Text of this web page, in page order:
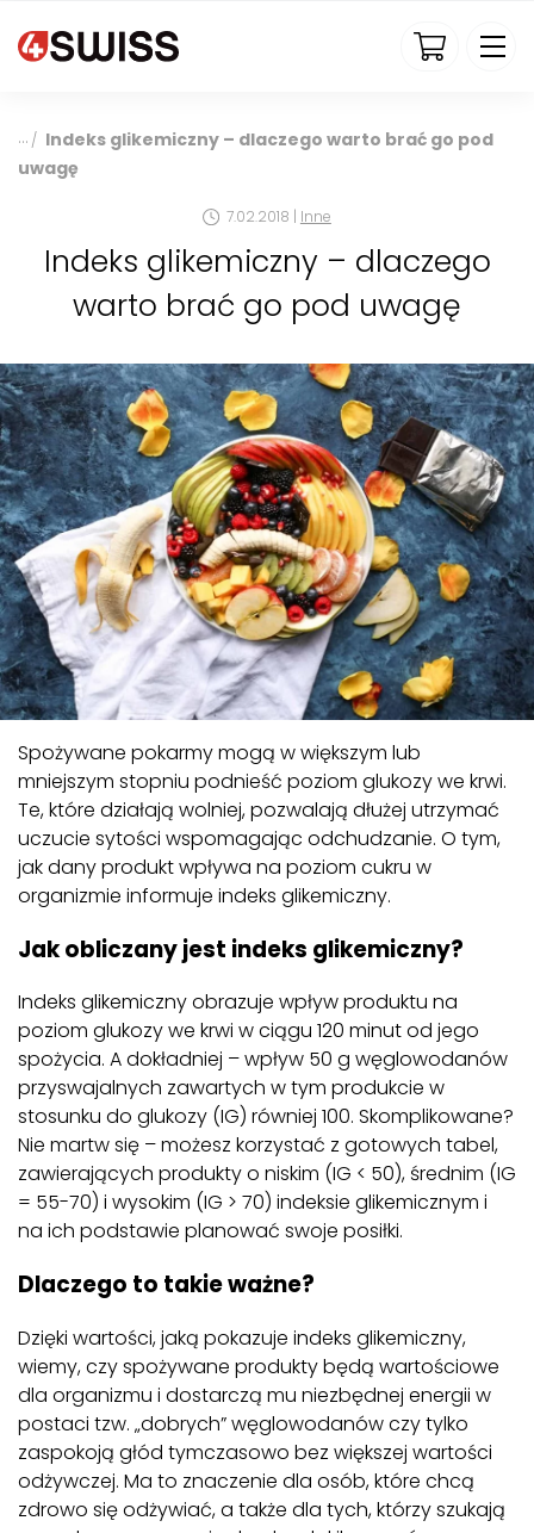
4swiss.pl
/ Indeks glikemiczny – dlaczego warto brać go pod
uwagę
7.02.2018 | Inne
Indeks glikemiczny – dlaczego
warto brać go pod uwagę
Spożywane pokarmy mogą w większym lub
mniejszym stopniu podnieść poziom glukozy we krwi.
Te, które działają wolniej, pozwalają dłużej utrzymać
uczucie sytości wspomagając odchudzanie. O tym,
jak dany produkt wpływa na poziom cukru w
organizmie informuje indeks glikemiczny.
Jak obliczany jest indeks glikemiczny?
Indeks glikemiczny obrazuje wpływ produktu na
poziom glukozy we krwi w ciągu 120 minut od jego
spożycia. A dokładniej – wpływ 50 g węglowodanów
przyswajalnych zawartych w tym produkcie w
stosunku do glukozy (IG) równiej 100. Skomplikowane?
Nie martw się – możesz korzystać z gotowych tabel,
zawierających produkty o niskim (IG < 50), średnim (IG
= 55-70) i wysokim (IG > 70) indeksie glikemicznym i
na ich podstawie planować swoje posiłki.
Dlaczego to takie ważne?
Dzięki wartości, jaką pokazuje indeks glikemiczny,
wiemy, czy spożywane produkty będą wartościowe
dla organizmu i dostarczą mu niezbędnej energii w
postaci tzw. „dobrych” węglowodanów czy tylko
zaspokoją głód tymczasowo bez większej wartości
odżywczej. Ma to znaczenie dla osób, które chcą
zdrowo się odżywiać, a także dla tych, którzy szukają